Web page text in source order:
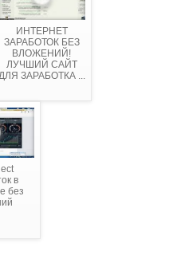
ИНТЕРНЕТ
ЗАРАБОТОК БЕЗ
ВЛОЖЕНИЙ!
ЛУЧШИЙ САЙТ
ЗАРАБОТКА ...
в
без